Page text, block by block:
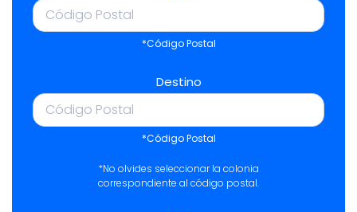
*Código Postal
Destino
*Código Postal
*No olvides seleccionar la colonia
correspondiente al código postal.